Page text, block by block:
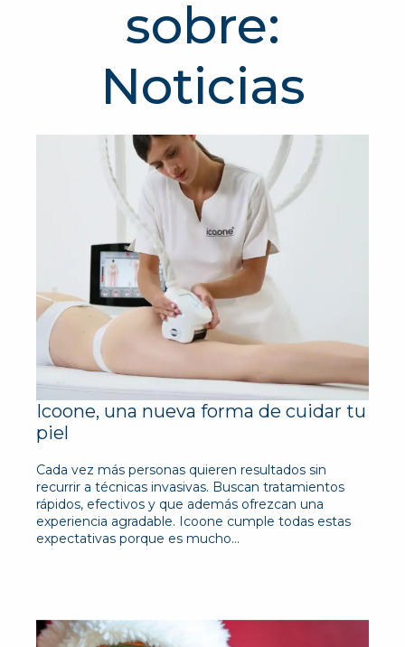
sobre:
Noticias
Icoone, una nueva forma de cuidar tu
piel
Cada vez más personas quieren resultados sin
recurrir a técnicas invasivas. Buscan tratamientos
rápidos, efectivos y que además ofrezcan una
experiencia agradable. Icoone cumple todas estas
expectativas porque es mucho…